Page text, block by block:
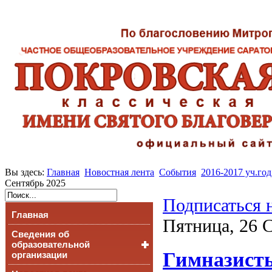
Вы здесь: Главная Новостная лента События 2016-2017 уч.год
Сентябрь 2025
Главная
Сведения об
образовательной
организации
Подписаться
Пятница, 26